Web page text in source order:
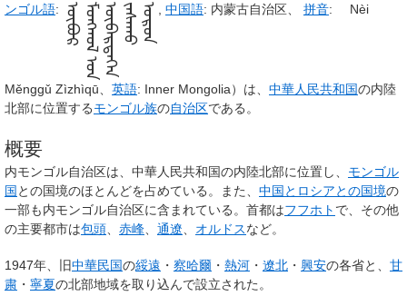
ンゴル語: ᠥᠪᠦᠷᠮᠣᠩᠭ᠋ᠤᠯ ᠤᠨᠥᠪᠡᠷᠲᠡᠭᠡᠨᠵᠠᠰᠠᠬᠤᠣᠷᠤᠨ 中国語: 内蒙古自治区 拼音: Nèi
Měnggǔ Zìzhìqū 英語: Inner Mongolia）は、 中華人民共和国の内陸
北部に位置するモンゴル族の自治区である。
概要
内モンゴル自治区は、中華人民共和国の内陸北部に位置し、 モンゴル
国 との国境のほとんどを占めている。また、 中国とロシアとの国境の
一部も内モンゴル自治区に含まれている。首都はフフホト で、その他
の主要都市は包頭、 赤峰、 通遼、 オルドスなど。
1947年、旧中華民国の綏遠 ・ 察哈爾 ・ 熱河 ・ 遼北 ・ 興安の各省と、 甘
粛 ・ 寧夏の北部地域を取り込んで設立された。